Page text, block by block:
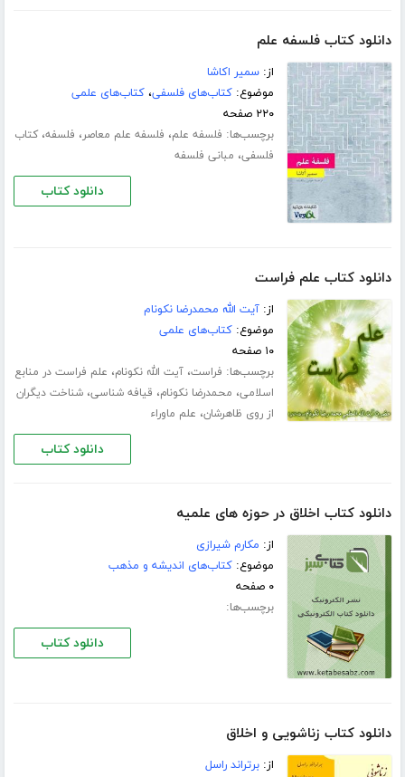
دانلود کتاب فلسفه علم
از:سمیر اکاشا
موضوع:کتاب‌های فلسفی،کتاب‌های علمی
۲۲۰ صفحه
برچسب‌ها: فلسفه علم، فلسفه علم معاصر، فلسفه،کتاب
فلسفی، مبانى فلسفه
دانلود کتاب
دانلود کتاب علم فراست
از:آیت الله محمدرضا نکونام
موضوع:کتاب‌های علمی
۱۰ صفحه
برچسب‌ها: فراست،آیت الله نکونام، علم فراست در منابع
اسلامی، محمدرضا نکونام، قیافه شناسی،شناخت دیگران
از روی ظاهرشان، علم ماوراء
دانلود کتاب
دانلود کتاب اخلاق در حوزه هاى علمیه
از: مکارم شیرازی
موضوع:کتاب‌های اندیشه و مذهب
۰ صفحه
برچسب‌ها:
دانلود کتاب
دانلود کتاب زناشویی و اخلاق
از:برتراند راسل